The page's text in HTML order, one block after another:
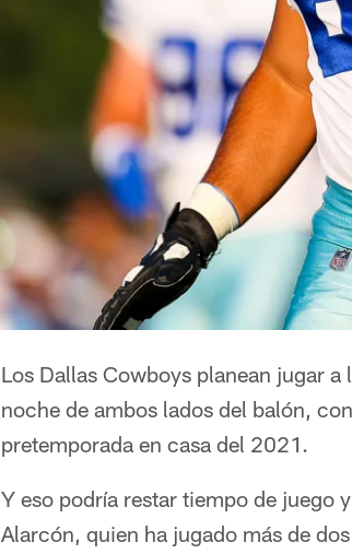
Los Dallas Cowboys planean jugar
noche de ambos lados del balón,
pretemporada en casa del 2021.
Y eso podría restar tiempo de juego
Alarcón, quien ha jugado más de